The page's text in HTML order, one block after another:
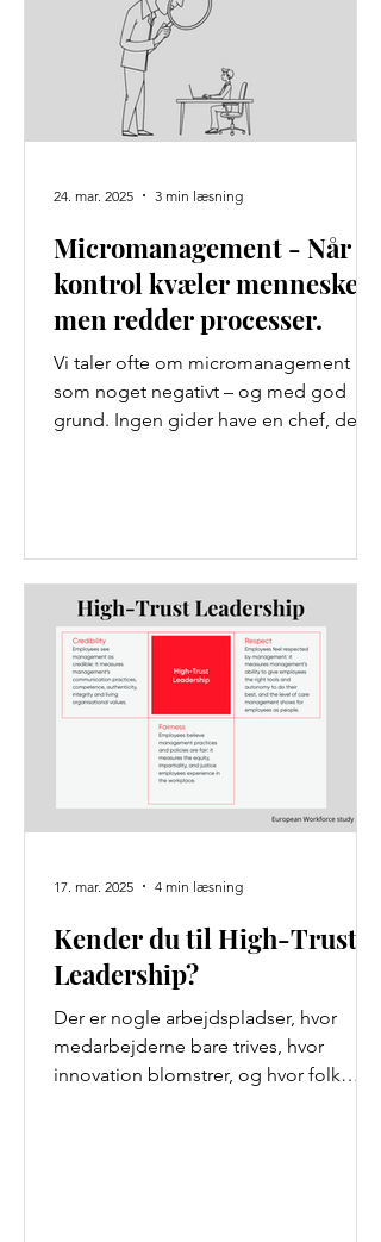
Micromanagement - Når
kontrol kvæler mennesker,
men redder processer.
Vi taler ofte om micromanagement
som noget negativt – og med god
grund. Ingen gider have en chef, der
24. mar. 2025 3 min læsning
Kender du til High-Trust
Leadership?
Der er nogle arbejdspladser, hvor
medarbejderne bare trives, hvor
innovation blomstrer, og hvor folk
17. mar. 2025 4 min læsning